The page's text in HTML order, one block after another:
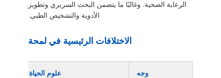
الرعاية الصحية. وغالبًا ما يتضمن البحث السريري وتطوير
الأدوية والتشخيص الطبي.
الاختلافات الرئيسية في لمحة
وجه علوم الحياة